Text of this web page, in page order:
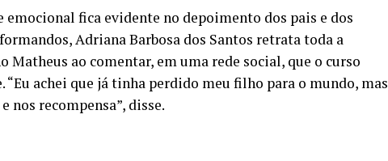
fica evidente no depoimento dos pais e dos
Adriana Barbosa dos Santos retrata toda a
Matheus ao comentar, em uma rede social, que o curso
achei que já tinha perdido meu filho para o mundo, mas
nos recompensa”, disse.